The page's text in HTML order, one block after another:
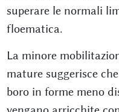
superare le normali
floematica.
La minore
mature suggerisce
boro in forme meno